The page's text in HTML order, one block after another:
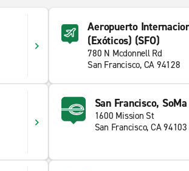
Aeropuerto
(Exóticos) (SFO)
780 N Mcdonnell Rd
San Francisco, CA 94128
San Francisco,
1600 Mission St
San Francisco, CA 94103